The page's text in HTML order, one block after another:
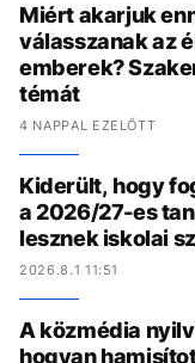
Miért akarjuk
válasszanak az
emberek?
témát
4 NAPPAL EZELŐTT
Kiderült, hogy
a 2026/27-es
lesznek iskolai
2026.8.1 11:51
A közmédia
hogyan